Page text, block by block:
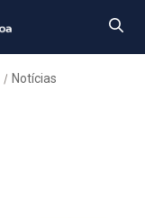
/ Notícias